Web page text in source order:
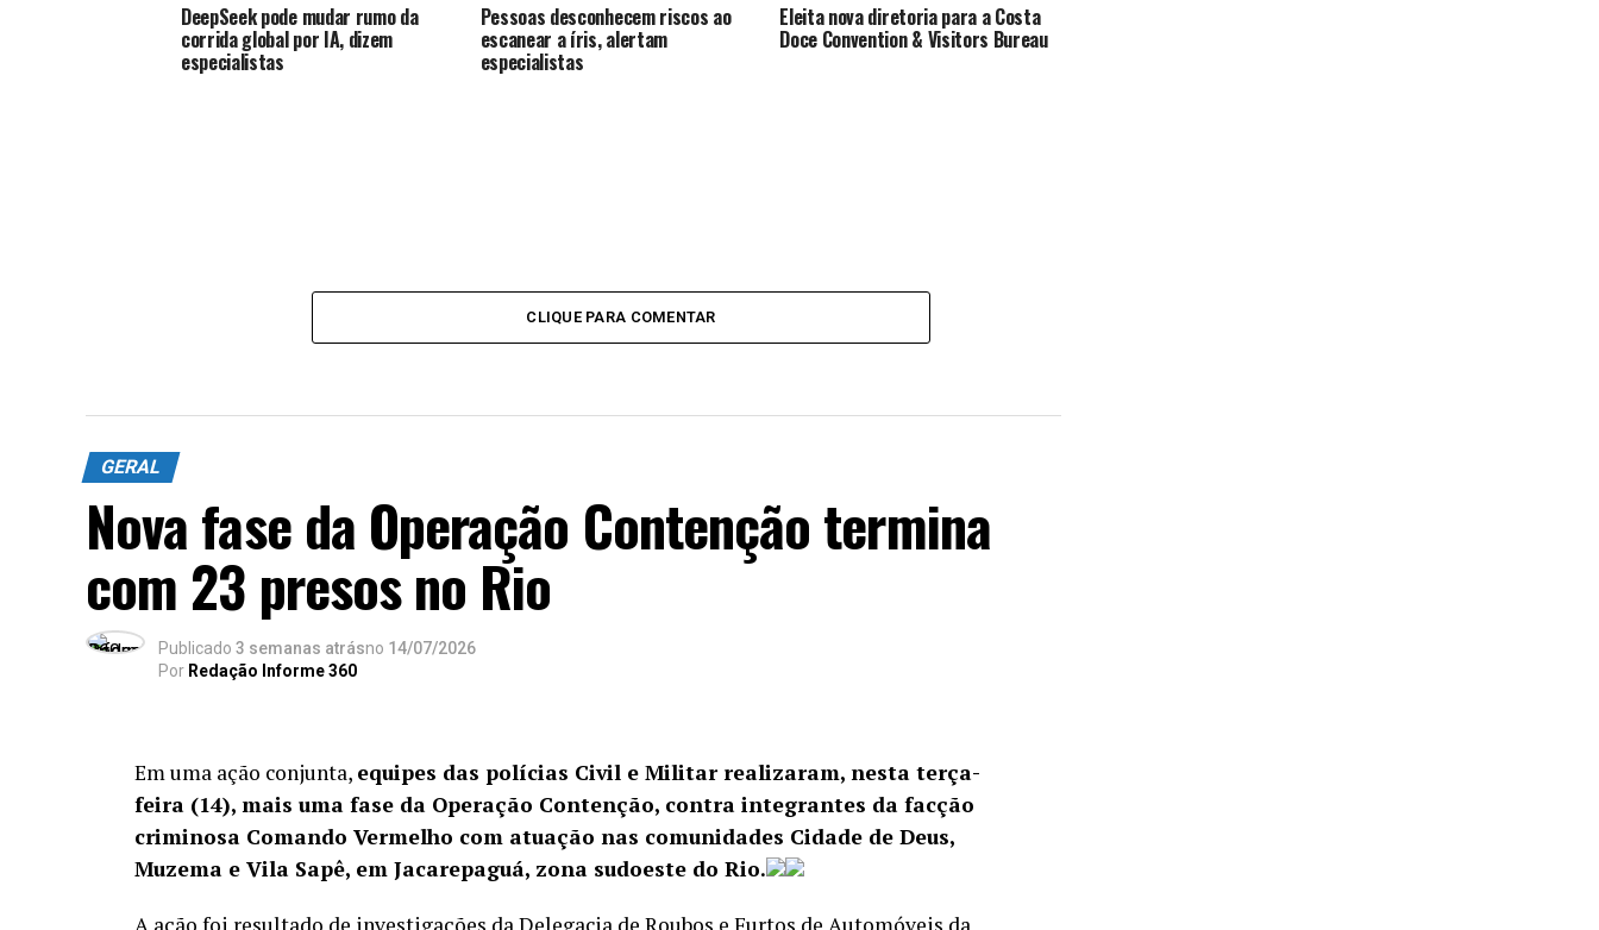
DeepSeek pode mudar rumo da
corrida global por IA, dizem
especialistas
Pessoas desconhecem riscos ao
escanear a íris, alertam
especialistas
Eleita nova diretoria para a Costa
Doce Convention & Visitors Bureau
CLIQUE PARA COMENTAR
GERAL
Nova fase da Operação Contenção termina
com 23 presos no Rio
Publicado 3 semanas atrásno 14/07/2026
Por Redação Informe 360
Em uma ação conjunta, equipes das polícias Civil e Militar realizaram, nesta terça-
feira (14), mais uma fase da Operação Contenção, contra integrantes da facção
criminosa Comando Vermelho com atuação nas comunidades Cidade de Deus,
Muzema e Vila Sapê, em Jacarepaguá, zona sudoeste do Rio.
A ação foi resultado de investigações da Delegacia de Roubos e Furtos de Automóveis da